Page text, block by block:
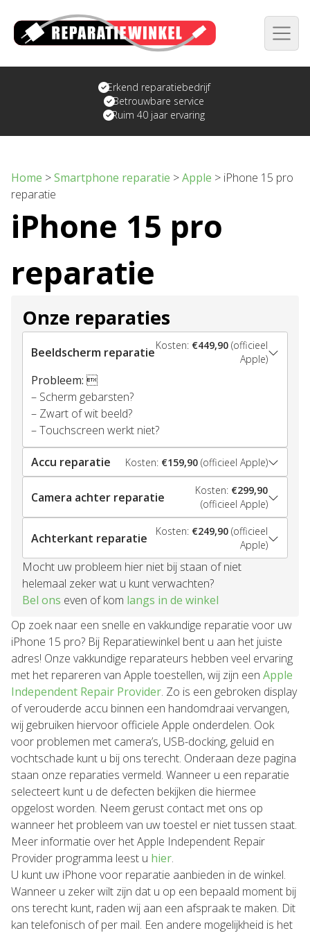
Erkend reparatiebedrijf
Betrouwbare service
Ruim 40 jaar ervaring
Home >Smartphone reparatie >Apple > iPhone 15 pro
reparatie
iPhone 15 pro
reparatie
Onze reparaties
Beeldscherm reparatieKosten: €449,90
Apple)
Probleem: 
– Scherm gebarsten?
– Zwart of wit beeld?
– Touchscreen werkt niet?
Accu reparatie Kosten: €159,90 (officieel Apple)
Camera achter reparatie Kosten: €299,90
(officieel Apple)
Achterkant reparatie Kosten: €249,90
Apple)
Mocht uw probleem hier niet bij staan of niet
helemaal zeker wat u kunt verwachten?
Bel ons even of kom langs in de winkel
Op zoek naar een snelle en vakkundige reparatie voor uw
iPhone 15 pro? Bij Reparatiewinkel bent u aan het juiste
adres! Onze vakkundige reparateurs hebben veel ervaring
met het repareren van Apple toestellen, wij zijn een Apple
Independent Repair Provider. Zo is een gebroken display
of verouderde accu binnen een handomdraai vervangen,
wij gebruiken hiervoor officiele Apple onderdelen. Ook
voor problemen met camera’s, USB-docking, geluid en
vochtschade kunt u bij ons terecht. Onderaan deze pagina
staan onze reparaties vermeld. Wanneer u een reparatie
selecteert kunt u de defecten bekijken die hiermee
opgelost worden. Neem gerust contact met ons op
wanneer het probleem van uw toestel er niet tussen staat.
Meer informatie over het Apple Independent Repair
Provider programma leest u hier.
U kunt uw iPhone voor reparatie aanbieden in de winkel.
Wanneer u zeker wilt zijn dat u op een bepaald moment bij
ons terecht kunt, raden wij aan een afspraak te maken. Dit
kan telefonisch of per mail. Een andere mogelijkheid is het